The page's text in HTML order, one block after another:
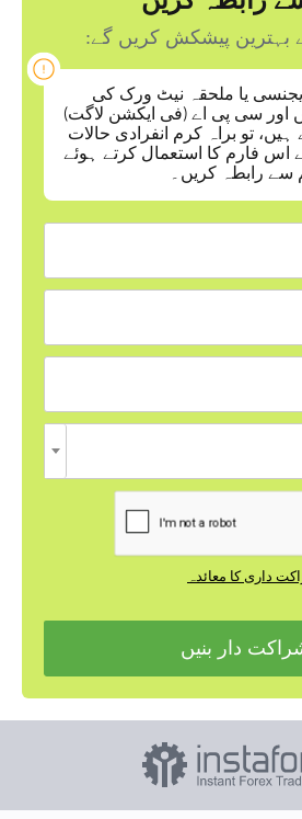
بہترین پیشکش کریں گے:
ایجنسی یا ملحقہ نیٹ ورک کی
اور سی پی اے (فی ایکشن لاگت)
ہیں، تو براہ کرم انفرادی حالات
اس فارم کا استعمال کرتے ہوئے
سے رابطہ کریں۔
داری کا معائدہ
دار بنیں